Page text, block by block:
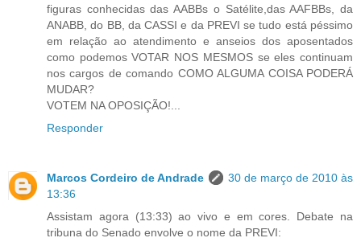
figuras conhecidas das AABBs o Satélite,das AAFBBs, da
ANABB, do BB, da CASSI e da PREVI se tudo está péssimo
em relação ao atendimento e anseios dos aposentados
como podemos VOTAR NOS MESMOS se eles continuam
nos cargos de comando COMO ALGUMA COISA PODERÁ
MUDAR?
VOTEM NA OPOSIÇÃO!...
Responder
Marcos Cordeiro de Andrade
30 de março de 2010 às
13:36
Assistam agora (13:33) ao vivo e em cores. Debate na
tribuna do Senado envolve o nome da PREVI: